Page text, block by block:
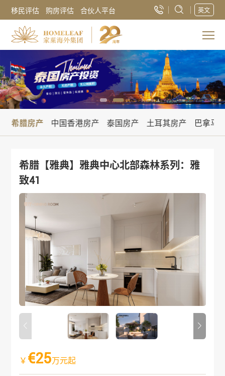
移民评估 购房评估 合伙人平台 英文
希腊房产 中国香港房产 泰国房产 土耳其房产 巴拿马
希腊【雅典】雅典中心北部森林系列：雅
致41
￥ €25万元起